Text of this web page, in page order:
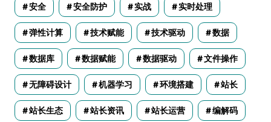
安全 安全防护 实战 实时处理
弹性计算 技术赋能 技术驱动 数据
数据库 数据赋能 数据驱动 文件操作
无障碍设计 机器学习 环境搭建 站长
站长生态 站长资讯 站长运营 编解码